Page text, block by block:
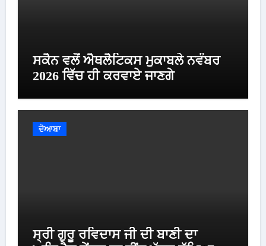
ਸਕੈਨ ਵਲੋਂ ਐਥਲੈਟਿਕਸ ਮੁਕਾਬਲੇ ਨਵੰਬਰ
2026 ਵਿੱਚ ਹੀ ਕਰਵਾਏ ਜਾਣਗੇ
ਦੋਆਬਾ
ਸ੍ਰੀ ਗੁਰੂ ਰਵਿਦਾਸ ਜੀ ਦੀ ਬਾਣੀ ਦਾ